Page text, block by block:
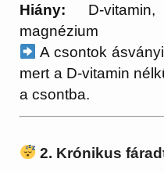
Hiány: D-vitamin,
magnézium
A csontok
mert a D-vitamin
a csontba.
2. Krónikus